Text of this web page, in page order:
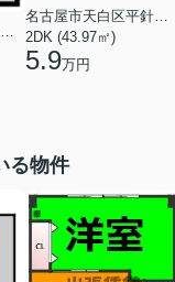
名古屋市天白区平針３丁目
2DK (43.97㎡)
5.9万円
る物件